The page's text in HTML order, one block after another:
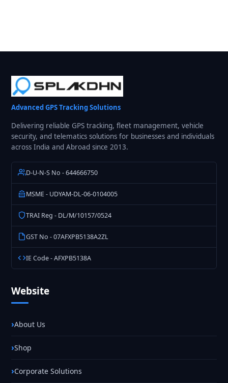
Advanced GPS Tracking Solutions
Delivering reliable GPS tracking, fleet management, vehicle
security, and telematics solutions for businesses and individuals
across India and Abroad since 2013.
D-U-N-S No - 644666750
MSME - UDYAM-DL-06-0104005
TRAI Reg - DL/M/10157/0524
GST No - 07AFXPB5138A2ZL
IE Code - AFXPB5138A
Website
About Us
Shop
Corporate Solutions